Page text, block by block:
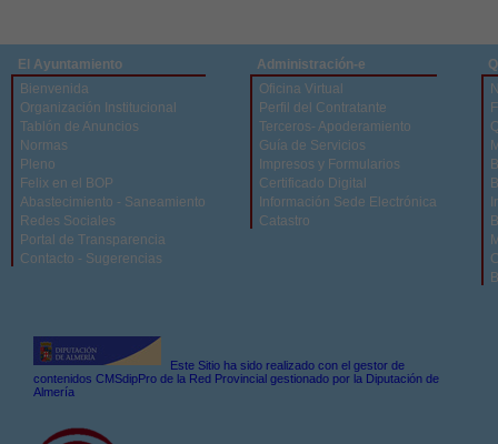
El Ayuntamiento
Bienvenida
Organización Institucional
Tablón de Anuncios
Normas
Pleno
Felix en el BOP
Abastecimiento - Saneamiento
Redes Sociales
Portal de Transparencia
Contacto - Sugerencias
Administración-e
Oficina Virtual
Perfil del Contratante
Terceros- Apoderamiento
Guía de Servicios
Impresos y Formularios
Certificado Digital
Información Sede Electrónica
Catastro
Este Sitio ha sido realizado con el gestor de
contenidos CMSdipPro de la Red Provincial gestionado por la Diputación de
Almería